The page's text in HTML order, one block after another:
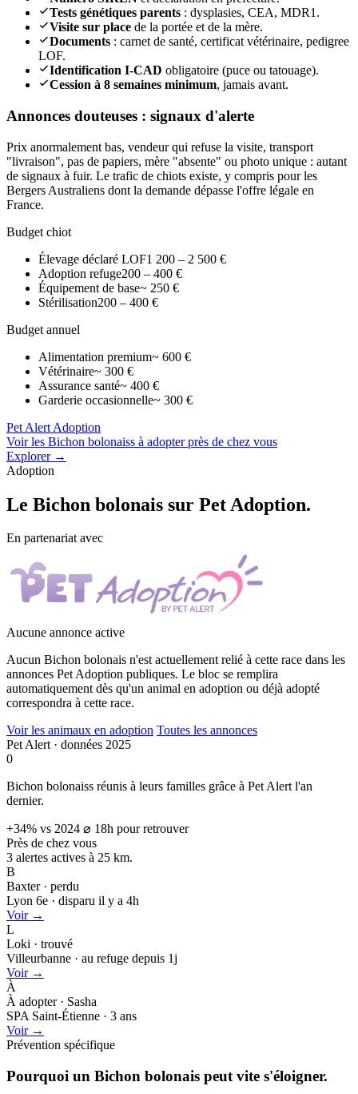
Tests génétiques parents : dysplasies, CEA, MDR1.
Visite sur place de la portée et de la mère.
Documents : carnet de santé, certificat vétérinaire, pedigree
LOF.
Identification I-CAD obligatoire (puce ou tatouage).
Cession à 8 semaines minimum, jamais avant.
Annonces douteuses : signaux d'alerte
Prix anormalement bas, vendeur qui refuse la visite, transport
"livraison", pas de papiers, mère "absente" ou photo unique : autant
de signaux à fuir. Le trafic de chiots existe, y compris pour les
Bergers Australiens dont la demande dépasse l'offre légale en
France.
Budget chiot
Élevage déclaré LOF1 200 – 2 500 €
Adoption refuge200 – 400 €
Équipement de base~ 250 €
Stérilisation200 – 400 €
Budget annuel
Alimentation premium~ 600 €
Vétérinaire~ 300 €
Assurance santé~ 400 €
Garderie occasionnelle~ 300 €
Pet Alert Adoption
Voir les Bichon bolonaiss à adopter près de chez vous
Explorer →
Adoption
Le Bichon bolonais sur Pet Adoption.
En partenariat avec
Aucune annonce active
Aucun Bichon bolonais n'est actuellement relié à cette race dans les
annonces Pet Adoption publiques. Le bloc se remplira
automatiquement dès qu'un animal en adoption ou déjà adopté
correspondra à cette race.
Voir les animaux en adoption Toutes les annonces
Pet Alert · données 2025
0
Bichon bolonaiss réunis à leurs familles grâce à Pet Alert l'an
dernier.
+34% vs 2024 ⌀ 18h pour retrouver
Près de chez vous
3 alertes actives à 25 km.
B
Baxter · perdu
Lyon 6e · disparu il y a 4h
Voir →
L
Loki · trouvé
Villeurbanne · au refuge depuis 1j
Voir →
À
À adopter · Sasha
SPA Saint-Étienne · 3 ans
Voir →
Prévention spécifique
Pourquoi un Bichon bolonais peut vite s'éloigner.